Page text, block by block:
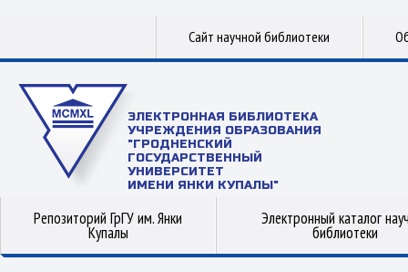
Сайт научной библиотеки
ЭЛЕКТРОННАЯ БИБЛИОТЕКА
УЧРЕЖДЕНИЯ ОБРАЗОВАНИЯ
"ГРОДНЕНСКИЙ
ГОСУДАРСТВЕННЫЙ
УНИВЕРСИТЕТ
ИМЕНИ ЯНКИ КУПАЛЫ"
Репозиторий ГрГУ им. Янки
Купалы
Электронный каталог
библиотеки